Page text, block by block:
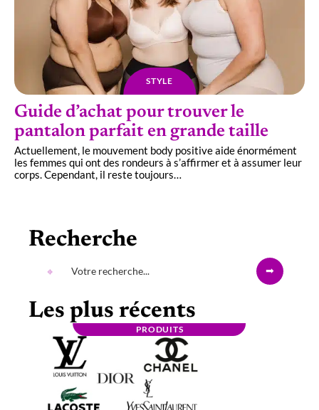
STYLE
Guide d’achat pour trouver le
pantalon parfait en grande taille
Actuellement, le mouvement body positive aide énormément
les femmes qui ont des rondeurs à s’affirmer et à assumer leur
corps. Cependant, il reste toujours…
Recherche
Les plus récents
PRODUITS